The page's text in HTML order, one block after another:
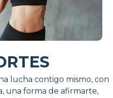
lucha contigo mismo, con
una forma de afirmarte,